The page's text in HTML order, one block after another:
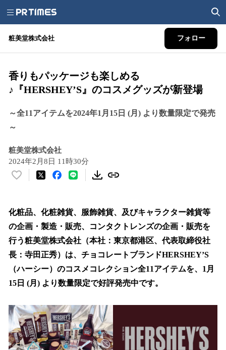
粧美堂株式会社 フォロー
香りもパッケージも楽しめる
♪『HERSHEY’S』のコスメグッズが新登場
～全11アイテムを2024年1月15日 (月) より数量限定で発売
～
粧美堂株式会社
2024年2月8日 11時30分
い
！
数
を
読
み
込
中
す
化粧品、化粧雑貨、服飾雑貨、及びキャラクター雑貨等
の企画・製造・販売、コンタクトレンズの企画・販売を
行う粧美堂株式会社（本社：東京都港区、代表取締役社
長：寺田正秀）は、チョコレートブランドHERSHEY’S
（ハーシー）のコスメコレクション全11アイテムを、1月
15日 (月) より数量限定で好評発売中です。